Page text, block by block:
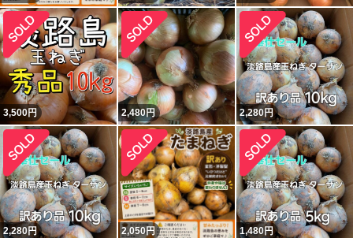
3,500円 2,480円 2,280円
2,280円 2,050円 1,480円